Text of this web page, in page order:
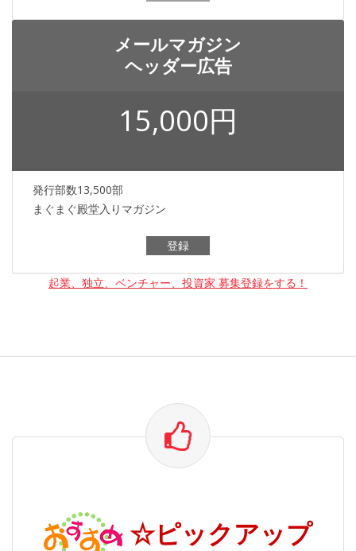
メールマガジン
ヘッダー広告
15,000円
発行部数13,500部
まぐまぐ殿堂入りマガジン
登録
起業、独立、ベンチャー、投資家 募集登録をする！
☆ピックアップ